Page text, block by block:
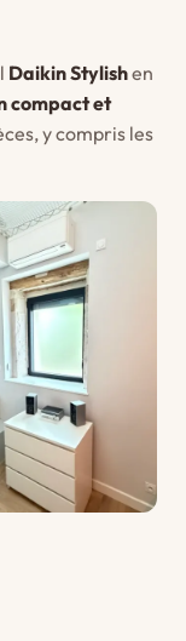
Daikin Stylishen
compact et
y compris les